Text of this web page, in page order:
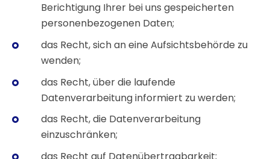
Berichtigung Ihrer bei uns gespeicherten
personenbezogenen Daten;
das Recht, sich an eine Aufsichtsbehörde zu
wenden;
das Recht, über die laufende
Datenverarbeitung informiert zu werden;
das Recht, die Datenverarbeitung
einzuschränken;
das Recht auf Datenübertragbarkeit;